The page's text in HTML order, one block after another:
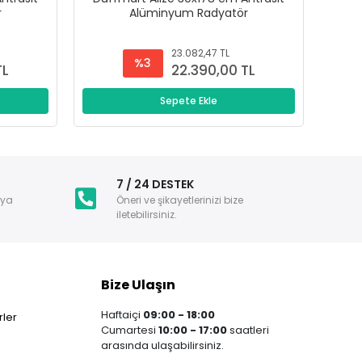
Alüminyum Radyatör
%3
23.082,47 TL
22.390,00 TL
Sepete Ekle
7 / 24 DESTEK
Öneri ve şikayetlerinizi bize
iletebilirsiniz.
Bize Ulaşın
Haftaiçi 09:00 - 18:00
Cumartesi 10:00 - 17:00saatleri
arasında ulaşabilirsiniz.